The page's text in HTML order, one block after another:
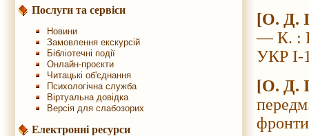
Послуги та сервіси
Новини
Замовлення екскурсій
Бібліотечні події
Онлайн-проєкти
Читацькі об'єднання
Психологічна служба
Віртуальна довідка
Версія для слабозорих
Електронні ресурси
[О. Д.
— К. :
УКР І-
[О. Д.